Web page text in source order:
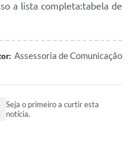
a lista completa:tabela de
Assessoria de Comunicação
Seja o primeiro a curtir esta
notícia.